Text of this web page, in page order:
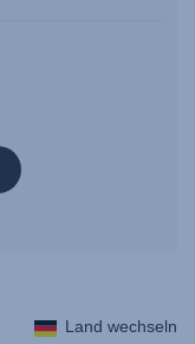
Land wechseln